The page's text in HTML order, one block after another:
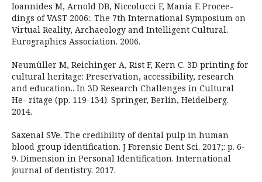
Ioannides M, Arnold DB, Niccolucci F, Mania F. Procee-
dings of VAST 2006:. The 7th International Symposium on
Virtual Reality, Archaeology and Intelligent Cultural.
Eurographics Association. 2006.
Neumüller M, Reichinger A, Rist F, Kern C. 3D printing for
cultural heritage: Preservation, accessibility, research
and education.. In 3D Research Challenges in Cultural
He- ritage (pp. 119-134). Springer, Berlin, Heidelberg.
2014.
Saxenal SVe. The credibility of dental pulp in human
blood group identification. J Forensic Dent Sci. 2017;: p. 6-
9. Dimension in Personal Identification. International
journal of dentistry. 2017.